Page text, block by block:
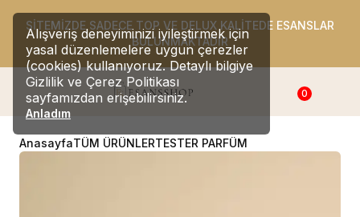
Alışveriş deneyiminizi iyileştirmek için
yasal düzenlemelere uygun çerezler
(cookies) kullanıyoruz. Detaylı bilgiye
Gizlilik ve Çerez Politikası
sayfamızdan erişebilirsiniz.
Anladım
SİTEMİZDE SADECE TOP VE DELUX KALİTEDE ESANSLAR
BULUNMAKTADIR
0
AnasayfaTÜM ÜRÜNLERTESTER PARFÜM